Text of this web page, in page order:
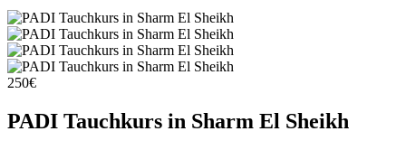
250€
PADI Tauchkurs in Sharm El Sheikh